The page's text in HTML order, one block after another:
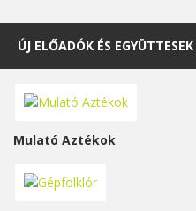
ÚJ ELŐADÓK ÉS EGYÜTTESEK
Mulató Aztékok